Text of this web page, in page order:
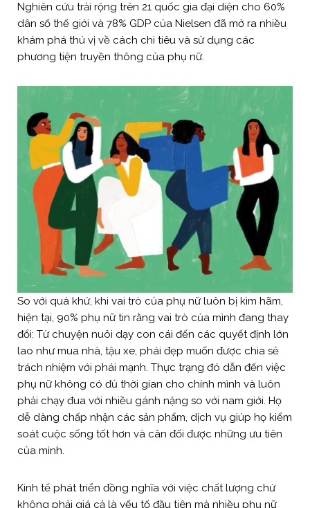
Nghiên cứu trải rộng trên 21 quốc gia đại diện cho 60%
dân số thế giới và 78% GDP của Nielsen đã mở ra nhiều
khám phá thú vị về cách chi tiêu và sử dụng các
phương tiện truyền thông của phụ nữ.
So với quá khứ, khi vai trò của phụ nữ luôn bị kìm hãm,
hiện tại, 90% phụ nữ tin rằng vai trò của mình đang thay
đổi: Từ chuyện nuôi dạy con cái đến các quyết định lớn
lao như mua nhà, tậu xe, phái đẹp muốn được chia sẻ
trách nhiệm với phái mạnh. Thực trạng đó dẫn đến việc
phụ nữ không có đủ thời gian cho chính mình và luôn
phải chạy đua với nhiều gánh nặng so với nam giới. Họ
dễ dàng chấp nhận các sản phẩm, dịch vụ giúp họ kiểm
soát cuộc sống tốt hơn và cân đối được những ưu tiên
của mình.
Kinh tế phát triển đồng nghĩa với việc chất lượng chứ
không phải giá cả là yếu tố đầu tiên mà nhiều phụ nữ